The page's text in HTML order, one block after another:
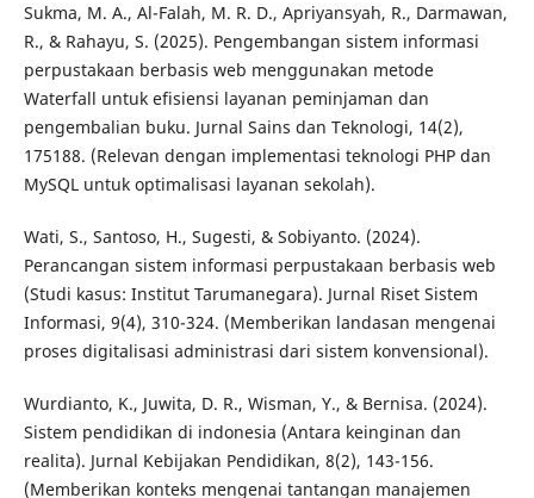
Sukma, M. A., Al-Falah, M. R. D., Apriyansyah, R., Darmawan,
R., & Rahayu, S. (2025). Pengembangan sistem informasi
perpustakaan berbasis web menggunakan metode
Waterfall untuk efisiensi layanan peminjaman dan
pengembalian buku. Jurnal Sains dan Teknologi, 14(2),
175188. (Relevan dengan implementasi teknologi PHP dan
MySQL untuk optimalisasi layanan sekolah).
Wati, S., Santoso, H., Sugesti, & Sobiyanto. (2024).
Perancangan sistem informasi perpustakaan berbasis web
(Studi kasus: Institut Tarumanegara). Jurnal Riset Sistem
Informasi, 9(4), 310-324. (Memberikan landasan mengenai
proses digitalisasi administrasi dari sistem konvensional).
Wurdianto, K., Juwita, D. R., Wisman, Y., & Bernisa. (2024).
Sistem pendidikan di indonesia (Antara keinginan dan
realita). Jurnal Kebijakan Pendidikan, 8(2), 143-156.
(Memberikan konteks mengenai tantangan manajemen